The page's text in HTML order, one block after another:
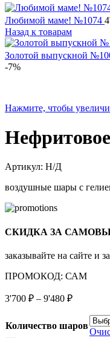
Любимой маме! №1074
Назад к товарам
Золотой выпускной
-7%
Нажмите, чтобы
Артикул: Н/Д
воздушные шары с
СКИДКА ЗА
заказывайте на сайте и
ПРОМОКОД: САМ
3'700 ₽ – 9'480 ₽
Количество шаров